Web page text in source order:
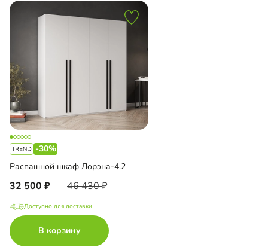
-30%
Распашной шкаф Лорэна-4.2
32 500 46 430
Доступно для доставки
В корзину